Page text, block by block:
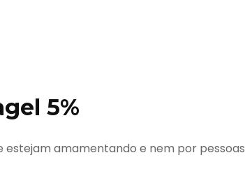
5%
estejam amamentando e nem por pessoas